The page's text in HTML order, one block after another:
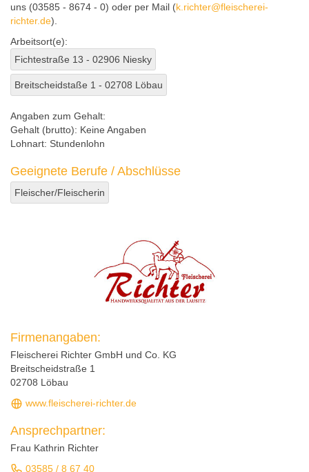
uns (03585 - 8674 - 0) oder per Mail (k.richter@fleischerei-
richter.de).
Arbeitsort(e):
Fichtestraße 13 - 02906 Niesky
Breitscheidstaße 1 - 02708 Löbau
Angaben zum Gehalt:
Gehalt (brutto): Keine Angaben
Lohnart: Stundenlohn
Geeignete Berufe / Abschlüsse
Fleischer/Fleischerin
Firmenangaben:
Fleischerei Richter GmbH und Co. KG
Breitscheidstraße 1
02708 Löbau
www.fleischerei-richter.de
Ansprechpartner:
Frau Kathrin Richter
03585 / 8 67 40